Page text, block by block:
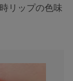
リップの色味